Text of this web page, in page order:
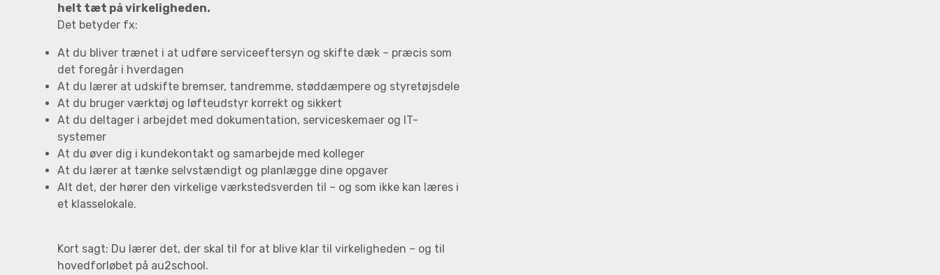
helt tæt på virkeligheden.
Det betyder fx:
At du bliver trænet i at udføre serviceeftersyn og skifte dæk – præcis som
det foregår i hverdagen
At du lærer at udskifte bremser, tandremme, støddæmpere og styretøjsdele
At du bruger værktøj og løfteudstyr korrekt og sikkert
At du deltager i arbejdet med dokumentation, serviceskemaer og IT-
systemer
At du øver dig i kundekontakt og samarbejde med kolleger
At du lærer at tænke selvstændigt og planlægge dine opgaver
Alt det, der hører den virkelige værkstedsverden til – og som ikke kan læres i
et klasselokale.
Kort sagt: Du lærer det, der skal til for at blive klar til virkeligheden – og til
hovedforløbet på au2school.